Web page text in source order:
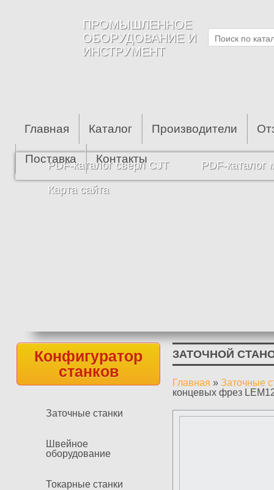
ПРОМЫШЛЕННОЕ
ОБОРУДОВАНИЕ И
ИНСТРУМЕНТ
Главная Каталог Производители
Поставка Контакты
PDF-каталог сверл CJT
PDF-каталог
Карта сайта
Конфигуратор
станков
Заточные станки
Швейное
оборудование
Токарные станки
ЗАТОЧНОЙ
Вы здесь
Главная » Заточные
концевых фрез